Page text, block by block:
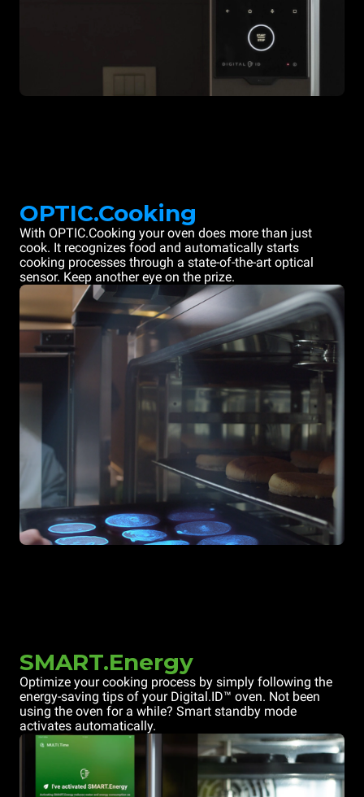
OPTIC.Cooking
With OPTIC.Cooking your oven does more than just
cook. It recognizes food and automatically starts
cooking processes through a state-of-the-art optical
sensor. Keep another eye on the prize.
SMART.Energy
Optimize your cooking process by simply following the
energy-saving tips of your Digital.ID™ oven. Not been
using the oven for a while? Smart standby mode
activates automatically.